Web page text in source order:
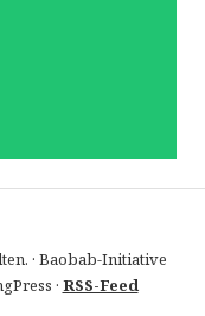
· Baobab-Initiative
· RSS-Feed